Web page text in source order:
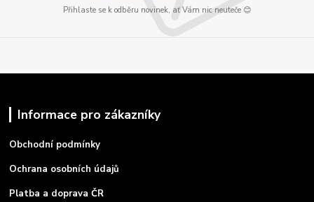
Přihlaste se k odběru novinek, ať Vám nic neuteče 😊
Informace pro zákazníky
Obchodní podmínky
Ochrana osobních údajů
Platba a doprava ČR